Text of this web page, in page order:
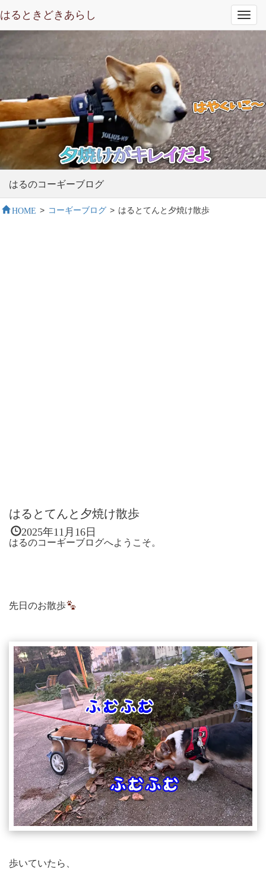
はるときどきあらし
はるのコーギーブログ
HOME > コーギーブログ > はるとてんと夕焼け散歩
はるとてんと夕焼け散歩
2025年11月16日
はるのコーギーブログへようこそ。
先日のお散歩
歩いていたら、